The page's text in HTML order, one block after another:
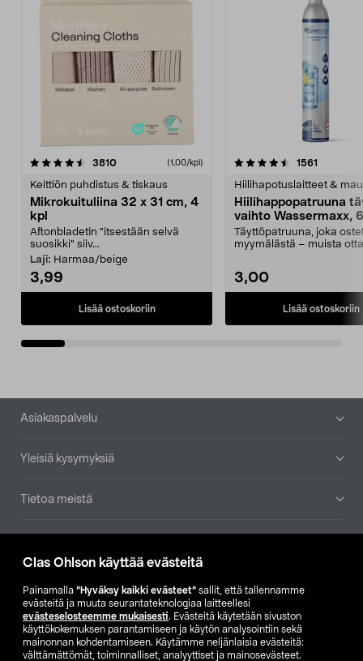
Clas Ohlson käyttää evästeitä
Painamalla ”Hyväksy kaikki evästeet” sallit, että tallennamme
evästeitä ja muuta seurantateknologiaa laitteellesi
evästeselosteemme mukaisesti. Evästeitä käytetään sivuston
käyttökokemuksen parantamiseen ja käytön analysointiin sekä
mainonnan kohdentamiseen. Käytämme neljänlaisia evästeitä:
välttämättömät, toiminnalliset, analyyttiset ja mainosevästeet.
3810arvostelut (1,00/kpl)
Keittiön puhdistus & tiskaus
Mikrokuituliina 32 x 31 cm, 4
kpl
Aftonbladetin "itsestään selvä
suosikki" siiv...
Laji: Harmaa/beige
3,99
Lisää ostoskoriin
4.5viidestä
1561
Hiilihapotuslaitteet &
Hiilihappopatruuna
vaihto Wassermaxx,
Täyttöpatruuna, joka
myymälästä – muista
3,00
Lisää ostoskoriin
4.5viidestä
Alatunniste
Asiakaspalvelu
Yleisiä kysymyksiä
Tietoa meistä
Etsi myymälä